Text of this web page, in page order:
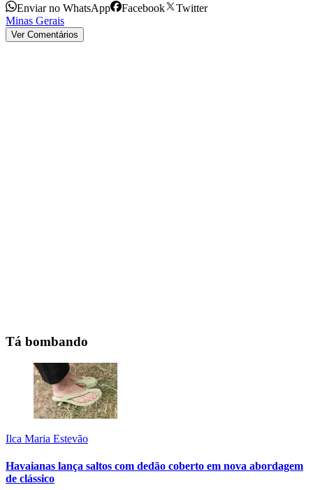
Enviar no WhatsApp Facebook
Twitter
Minas Gerais
Ver Comentários
Tá bombando
Ilca Maria Estevão
Havaianas lança saltos com dedão coberto em nova abordagem
de clássico